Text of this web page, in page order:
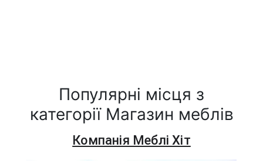
Популярні місця з
категорії Магазин меблів
Компанія Меблі Хіт